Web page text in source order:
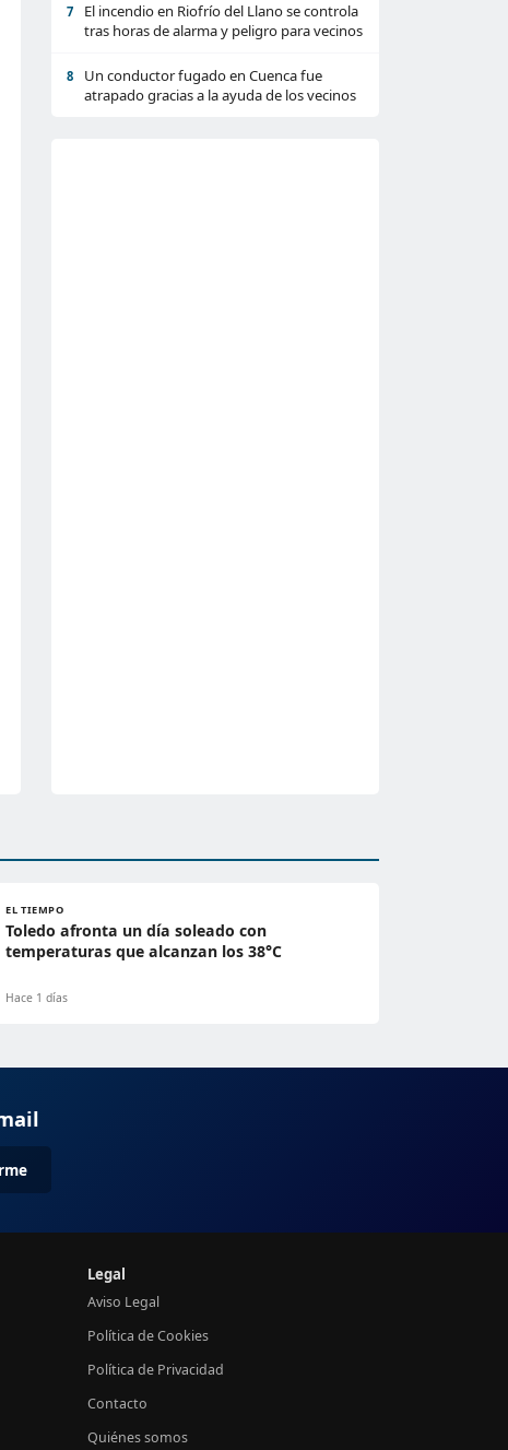
7
El incendio en Riofrío del Llano se controla
tras horas de alarma y peligro para vecinos
8
Un conductor fugado en Cuenca fue
atrapado gracias a la ayuda de los vecinos
EL TIEMPO
Toledo afronta un día soleado con
temperaturas que alcanzan los 38°C
Hace 1 días
Legal
Aviso Legal
Política de Cookies
Política de Privacidad
Contacto
Quiénes somos